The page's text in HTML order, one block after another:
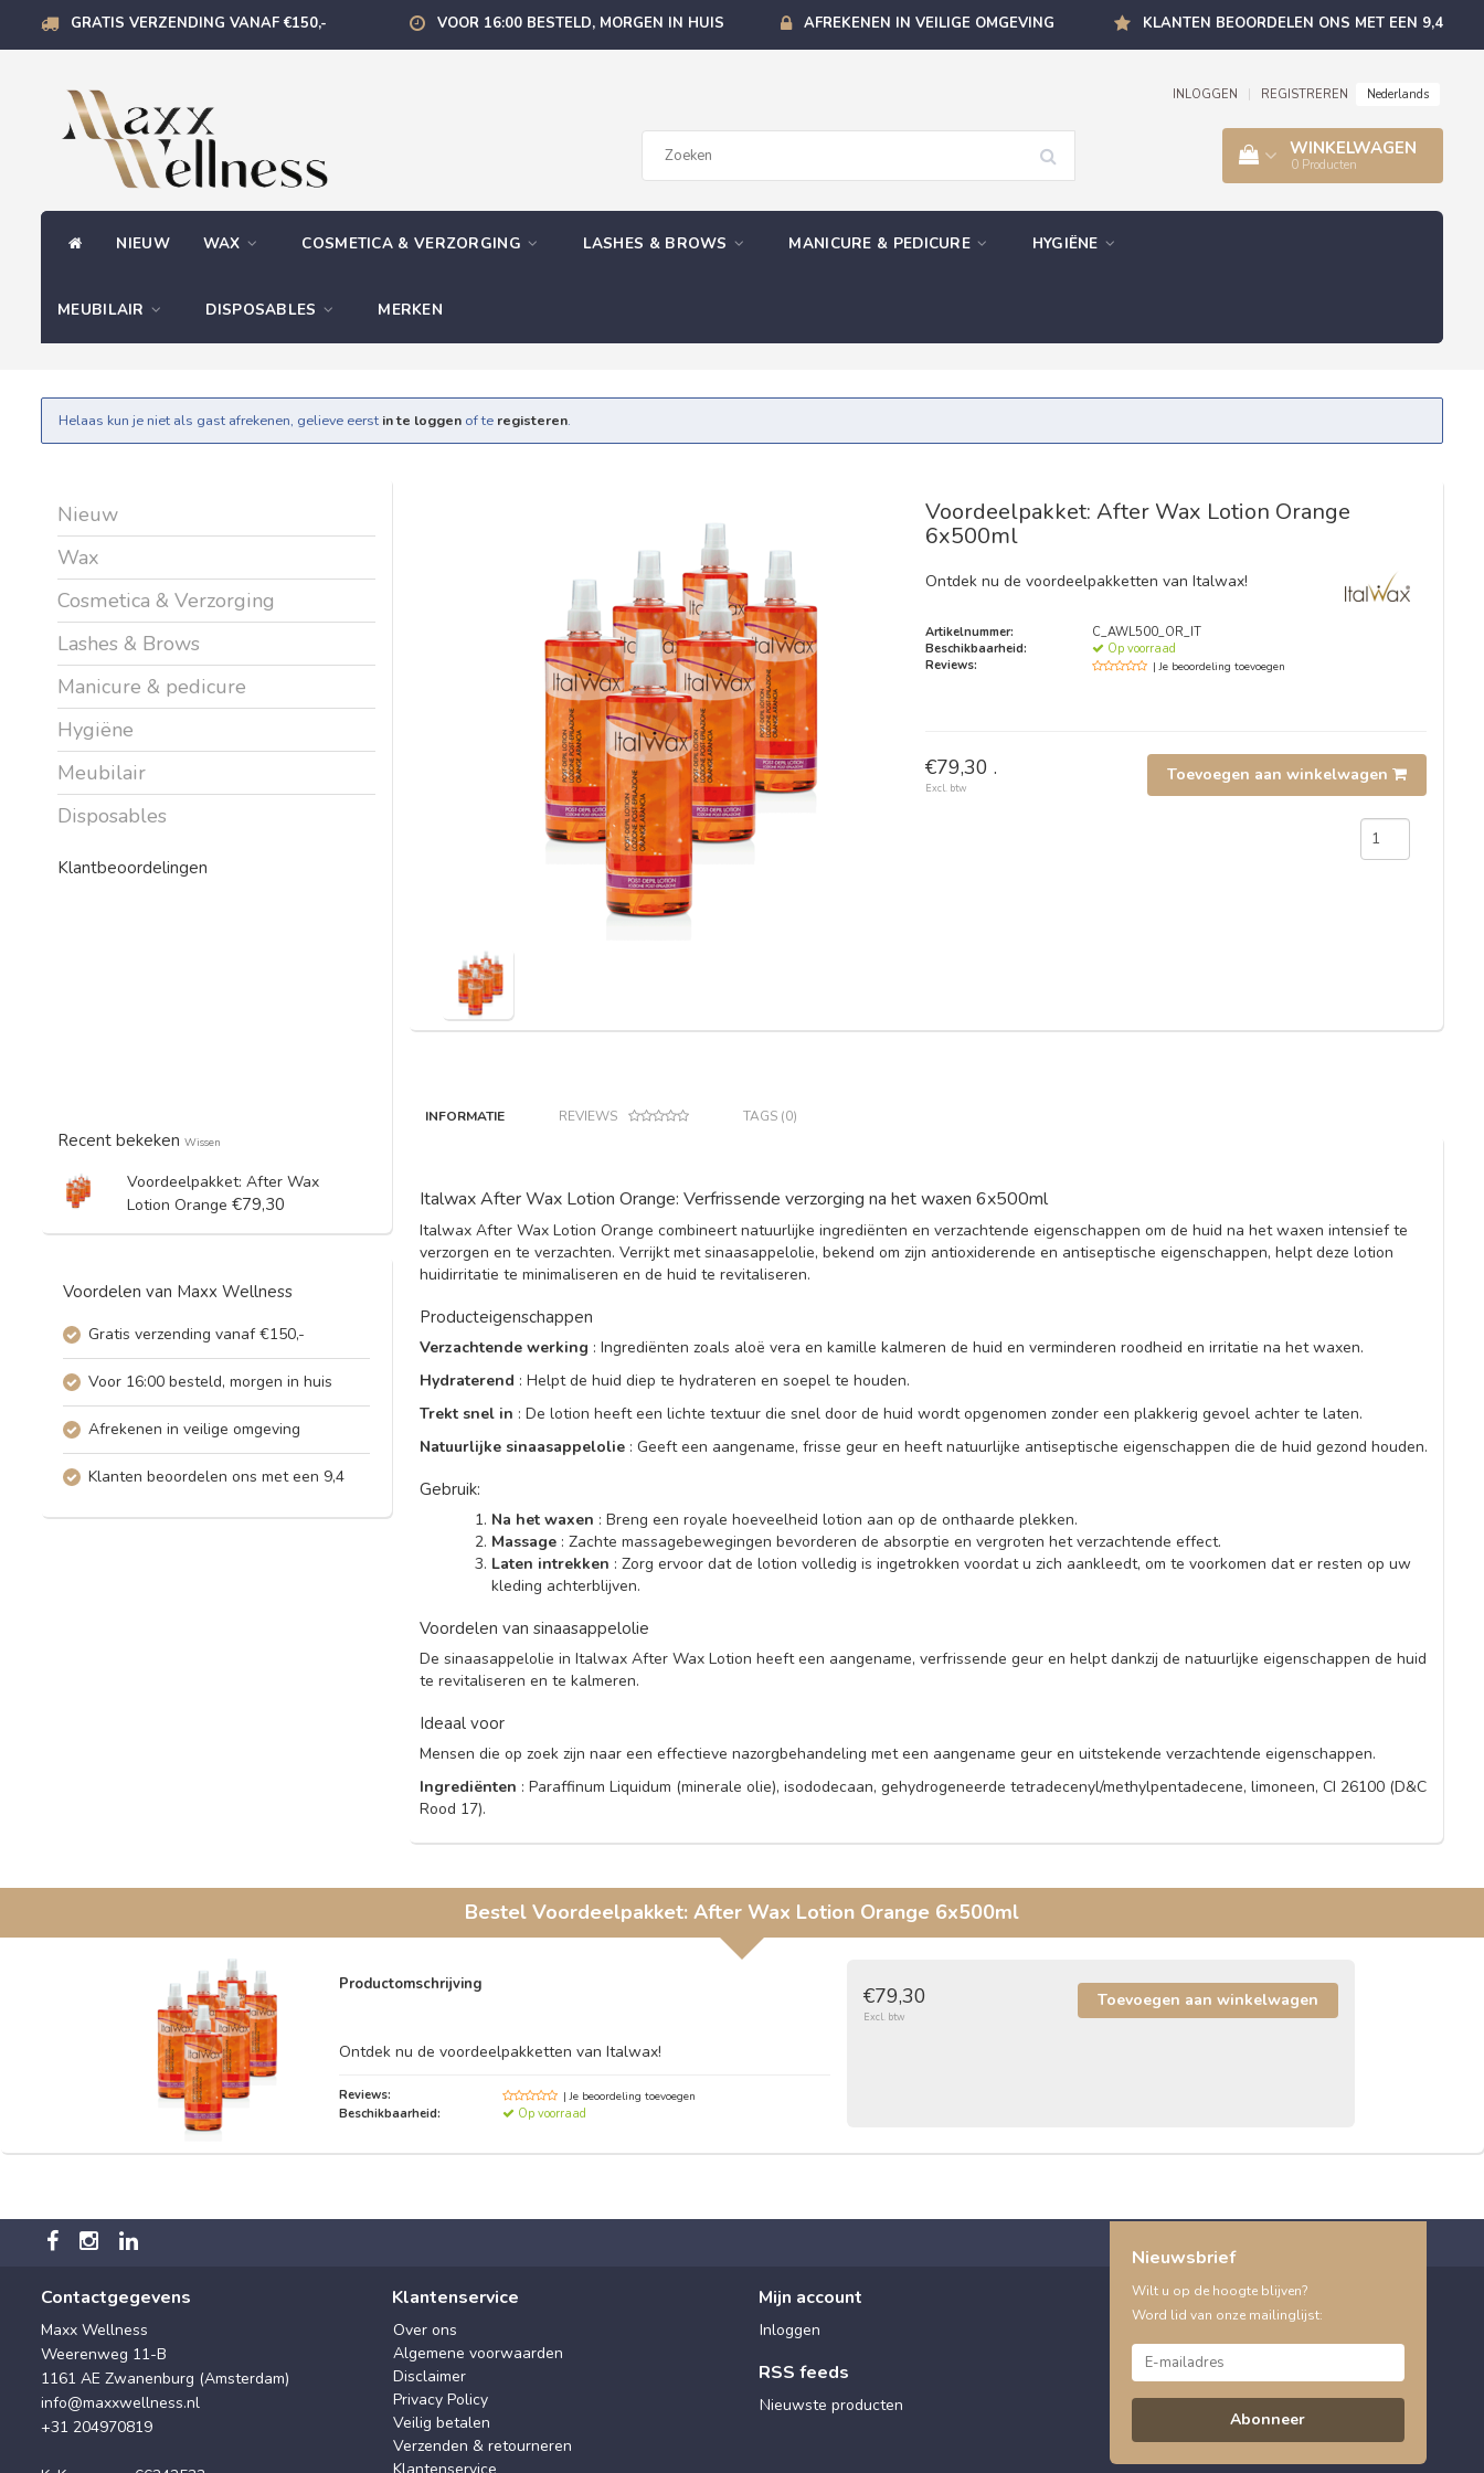
GRATIS VERZENDING VANAF €150,- VOOR 16:00 BESTELD, MORGEN IN HUIS AFREKENEN IN VEILIGE OMGEVING KLANTEN BEOORDELEN ONS MET EEN 9,4
INLOGGEN REGISTREREN Nederlands
WINKELWAGEN
0 Producten
NIEUW WAX COSMETICA & VERZORGING LASHES & BROWS MANICURE & PEDICURE HYGIËNE
MEUBILAIR DISPOSABLES MERKEN
Helaas kun je niet als gast afrekenen, gelieve eerst in te loggen of te registeren.
Nieuw
Wax
Cosmetica & Verzorging
Lashes & Brows
Manicure & pedicure
Hygiëne
Meubilair
Disposables
Klantbeoordelingen
Recent bekeken Wissen
Voordeelpakket: After Wax
Lotion Orange €79,30
Voordelen van Maxx Wellness
Gratis verzending vanaf €150,-
Voor 16:00 besteld, morgen in huis
Afrekenen in veilige omgeving
Klanten beoordelen ons met een 9,4
Voordeelpakket: After Wax Lotion Orange
6x500ml
Ontdek nu de voordeelpakketten van Italwax!
Artikelnummer:
C_AWL500_OR_IT
Beschikbaarheid:
Op voorraad
Reviews:
| Je beoordeling toevoegen
€79,30 .
Excl. btw
Toevoegen aan winkelwagen
INFORMATIE REVIEWS TAGS (0)
Italwax After Wax Lotion Orange: Verfrissende verzorging na het waxen 6x500ml
Italwax After Wax Lotion Orange combineert natuurlijke ingrediënten en verzachtende eigenschappen om de huid na het waxen intensief te
verzorgen en te verzachten. Verrijkt met sinaasappelolie, bekend om zijn antioxiderende en antiseptische eigenschappen, helpt deze lotion
huidirritatie te minimaliseren en de huid te revitaliseren.
Producteigenschappen
Verzachtende werking : Ingrediënten zoals aloë vera en kamille kalmeren de huid en verminderen roodheid en irritatie na het waxen.
Hydraterend : Helpt de huid diep te hydrateren en soepel te houden.
Trekt snel in : De lotion heeft een lichte textuur die snel door de huid wordt opgenomen zonder een plakkerig gevoel achter te laten.
Natuurlijke sinaasappelolie: Geeft een aangename, frisse geur en heeft natuurlijke antiseptische eigenschappen die de huid gezond houden.
Gebruik:
Na het waxen : Breng een royale hoeveelheid lotion aan op de onthaarde plekken.
Massage: Zachte massagebewegingen bevorderen de absorptie en vergroten het verzachtende effect.
Laten intrekken : Zorg ervoor dat de lotion volledig is ingetrokken voordat u zich aankleedt, om te voorkomen dat er resten op uw
kleding achterblijven.
Voordelen van sinaasappelolie
De sinaasappelolie in Italwax After Wax Lotion heeft een aangename, verfrissende geur en helpt dankzij de natuurlijke eigenschappen de huid
te revitaliseren en te kalmeren.
Ideaal voor
Mensen die op zoek zijn naar een effectieve nazorgbehandeling met een aangename geur en uitstekende verzachtende eigenschappen.
Ingrediënten : Paraffinum Liquidum (minerale olie), isododecaan, gehydrogeneerde tetradecenyl/methylpentadecene, limoneen, CI 26100 (D&C
Rood 17).
Bestel Voordeelpakket: After Wax Lotion Orange 6x500ml
Productomschrijving
Ontdek nu de voordeelpakketten van Italwax!
Reviews: | Je beoordeling toevoegen
Beschikbaarheid: Op voorraad
€79,30
Excl. btw
Contactgegevens
Maxx Wellness
Weerenweg 11-B
1161 AE Zwanenburg (Amsterdam)
info@maxxwellness.nl
+31 204970819
Klantenservice
Over ons
Algemene voorwaarden
Disclaimer
Privacy Policy
Veilig betalen
Verzenden & retourneren
Klantenservice
Mijn account
Inloggen
RSS feeds
Nieuwste producten
Nieuwsbrief
Wilt u op de hoogte blijven?
Word lid van onze mailinglijst:
Abonneer